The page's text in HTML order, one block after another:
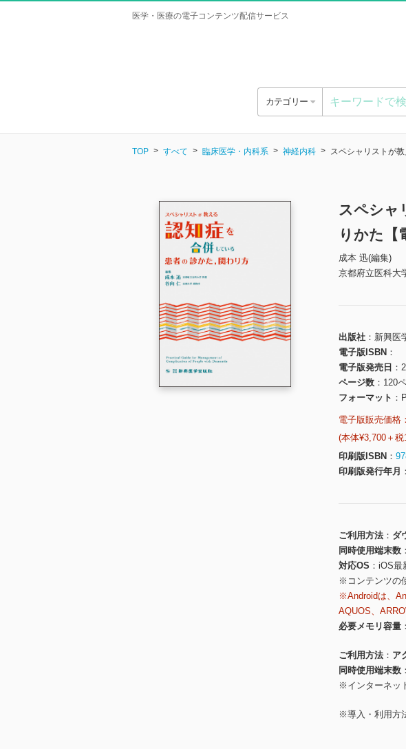
医学・医療の電子コンテンツ配信サービス
カテゴリー
TOP すべて 臨床医学・内科系 神経内科 スペシャリストが
スペシャ
りかた【
成本 迅(編集)
京都府立医科大
出版社
新興医
電子版ISBN
電子版発売日
ページ数
120
フォーマット
電子版販売価格：
(本体¥3,700＋税
印刷版ISBN
印刷版発行年月
ご利用方法
ダ
同時使用端末数
対応OS
iOS最
※コンテンツの
※Androidは、
AQUOS、
必要メモリ容量
ご利用方法
ア
同時使用端末数
※インターネッ
※導入・利用方